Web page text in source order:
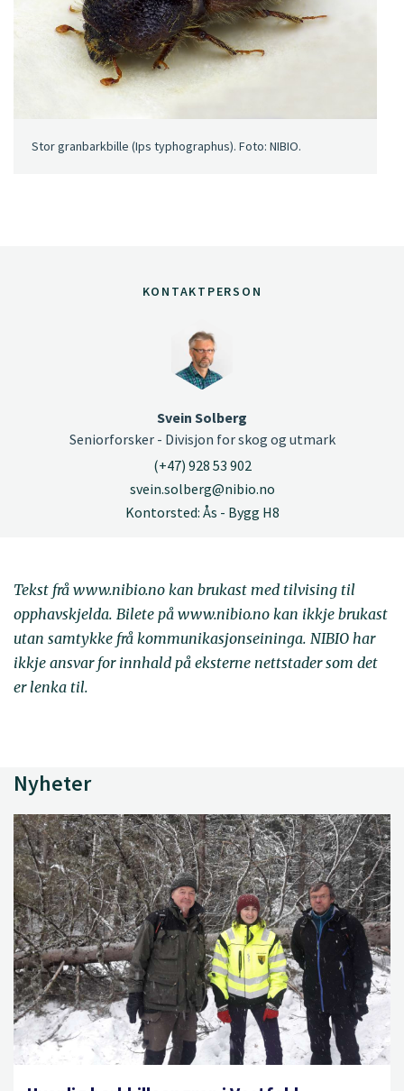
Stor granbarkbille (Ips typhographus). Foto: NIBIO.
KONTAKTPERSON
Svein Solberg
Seniorforsker - Divisjon for skog og utmark
(+47) 928 53 902
svein.solberg@nibio.no
Kontorsted: Ås - Bygg H8
Tekst frå www.nibio.no kan brukast med tilvising til
opphavskjelda. Bilete på www.nibio.no kan ikkje brukast
utan samtykke frå kommunikasjonseininga. NIBIO har
ikkje ansvar for innhald på eksterne nettstader som det
er lenka til.
Nyheter